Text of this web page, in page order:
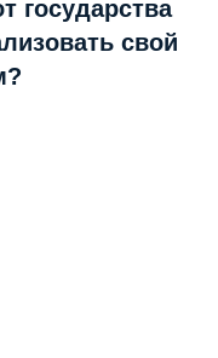
государства
свой